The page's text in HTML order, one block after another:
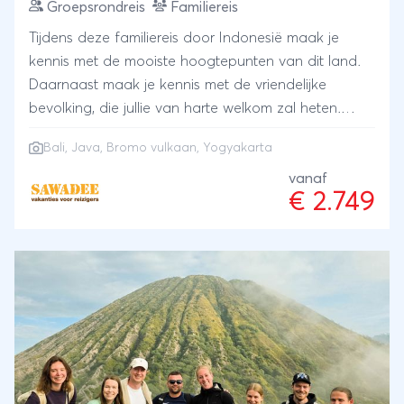
Groepsrondreis
Familiereis
Tijdens deze familiereis door Indonesië maak je
kennis met de mooiste hoogtepunten van dit land.
Daarnaast maak je kennis met de vriendelijke
bevolking, die jullie van harte welkom zal heten.
reis in een prettig tempo af. De eilanden Java en
van bezienswaardigheden aan: de paleizen van de
vulkaan en de prachtige rijstvelden. Naast alle
bekende hoogtepunten bezoeken jullie ook de niet-
toeristische binnenlanden van Java en Bali.
Natuurlijk is er ook voldoende tijd om samen te
ontspannen aan het zwembad bij diverse hotels of
op de mooiste stranden. Laat je tijdens deze
familiereis door Indonesië verrassen door het
Bali, Java, Bromo vulkaan, Yogyakarta
vanaf
€ 2.749